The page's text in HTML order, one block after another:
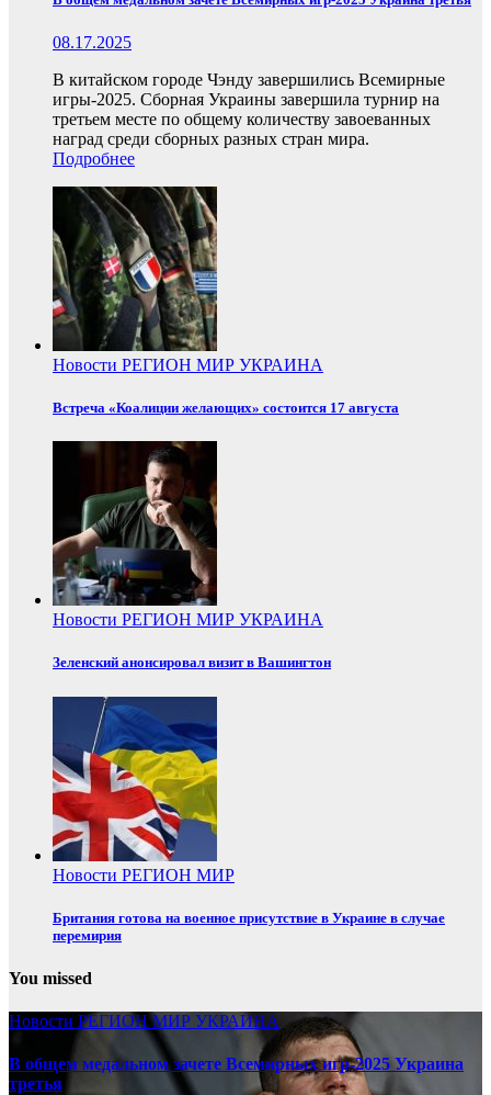
08.17.2025
В китайском городе Чэнду завершились Всемирные
игры-2025. Сборная Украины завершила турнир на
третьем месте по общему количеству завоеванных
наград среди сборных разных стран мира.
Подробнее
Новости РЕГИОН МИР УКРАИНА
Встреча «Коалиции желающих» состоится 17 августа
Новости РЕГИОН МИР УКРАИНА
Зеленский анонсировал визит в Вашингтон
Новости РЕГИОН МИР
Британия готова на военное присутствие в Украине в случае
перемирия
You missed
Новости РЕГИОНМИР УКРАИНА
В общем медальном зачете Всемирных игр-2025 Украина
третья